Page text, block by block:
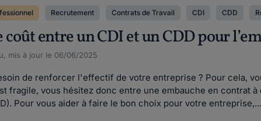
Recrutement Contrats de Travail CDI CDD
entre un CDI et un CDD pour
mis à jour le 06/06/2025
de renforcer l'effectif de votre entreprise ? Pour cela,
fragile, vous hésitez donc entre une embauche en contrat
Pour vous aider à faire le bon choix pour votre entreprise,...